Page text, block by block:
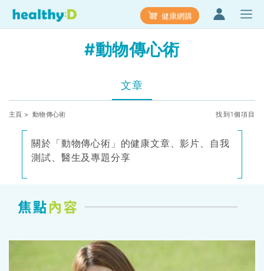
健康網購
#動物傳心術
文章
主頁 > 動物傳心術 找到1個項目
關於「動物傳心術」的健康文章、影片、自我
測試、醫生及專題分享